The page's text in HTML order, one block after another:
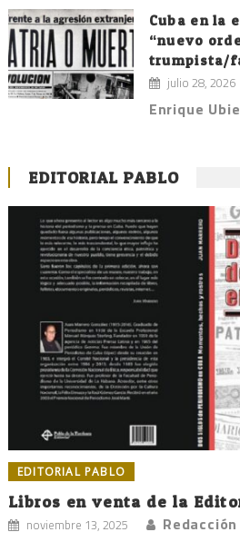
Cuba en la
“nuevo
trumpista/
julio 28, 2026
Enrique
EDITORIAL PABLO
EDITORIAL PABLO
Libros en venta de la
noviembre 13, 2025